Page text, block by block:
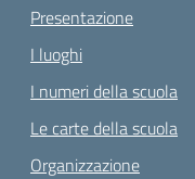
Presentazione
I luoghi
I numeri della scuola
Le carte della scuola
Organizzazione